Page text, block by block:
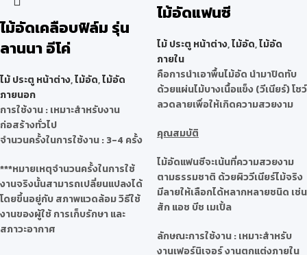
ไม้อัดเคลือบฟิล์ม รุ่น
ลานนา อีโค่
ไม้ ประตู หน้าต่าง,ไม้อัด,ไม้อัด
ภายนอก
การใช้งาน : เหมาะสำหรับงาน
ก่อสร้างทั่วไป
จำนวนครั้งในการใช้งาน : 3-4 ครั้ง
***หมายเหตุจำนวนครั้งในการใช้
งานจริงนั้นสามารถเปลี่ยนแปลงได้
โดยขึ้นอยู่กับ สภาพแวดล้อม วิธีใช้
งานของผู้ใช้ การเก็บรักษา และ
สภาวะอากาศ
ไม้อัดแฟนซี
ไม้ ประตู หน้าต่าง,ไม้อัด,ไม้อัด
ภายใน
คือการนำเอาพื้นไม้อัด นำมาปิดทับ
ด้วยแผ่นไม้บางเนื้อแข็ง (วีเนียร์) โชว์
ลวดลายเพื่อให้เกิดความสวยงาม
คุณสมบัติ
ไม้อัดแฟนซีจะเน้นที่ความสวยงาม
ตามธรรมชาติ ด้วยผิววีเนียร์ไม้จริง
มีลายให้เลือกได้หลากหลายชนิด เช่น
สัก แอช บีช เมเปิ้ล
ลักษณะการใช้งาน : เหมาะสำหรับ
งานเฟอร์นิเจอร์ งานตกแต่งภายใน